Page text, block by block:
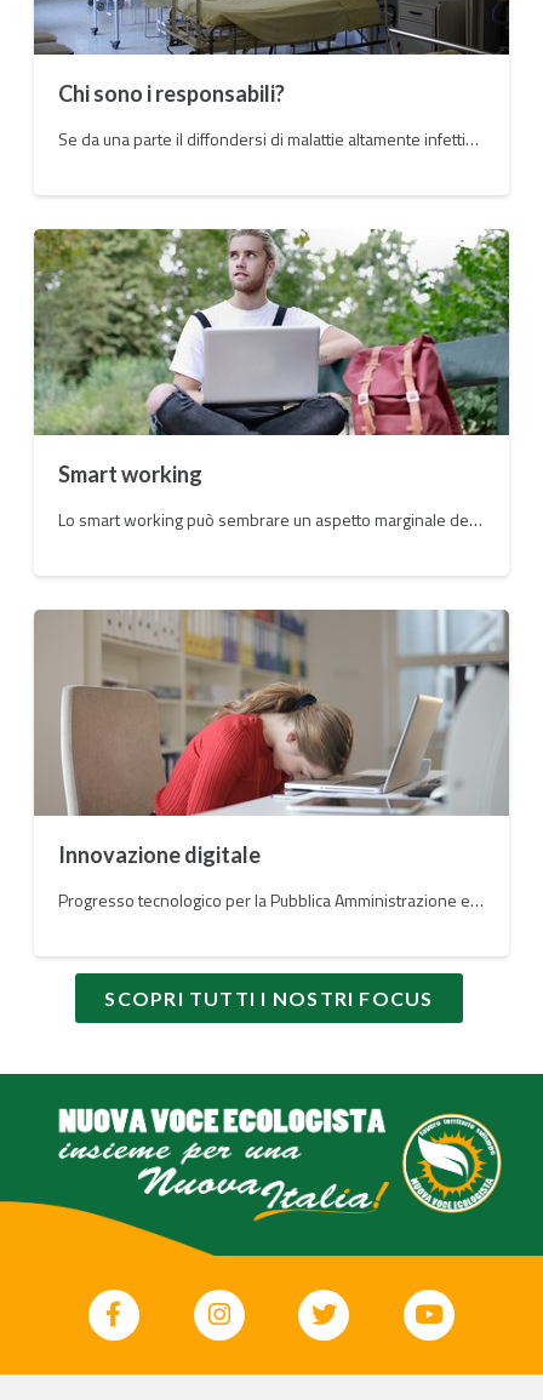
Chi sono i responsabili?
Se da una parte il diffondersi di malattie altamente infettive è estremamente difficile da evitare questa, nella sua tragicità, ha fatto emergere la fragilità del nostro sistema sanitario nazionale.
Smart working
Lo smart working può sembrare un aspetto marginale dei cambiamenti sul lavoro, ma è all’interno e il motore di un rinnovamento profondo del tessuto produttivo del Paese, puntando ed investendo sullo sviluppo.
Innovazione digitale
Progresso tecnologico per la Pubblica Amministrazione e per le infrastrutture a vantaggio dei cittadini
SCOPRI TUTTI I NOSTRI FOCUS